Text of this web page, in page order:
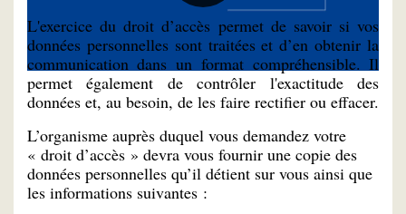
L'exercice du droit d’accès permet de savoir si vos
données personnelles sont traitées et d’en obtenir la
communication dans un format compréhensible. Il
permet également de contrôler l'exactitude des
données et, au besoin, de les faire rectifier ou effacer.
L’organisme auprès duquel vous demandez votre
« droit d’accès » devra vous fournir une copie des
données personnelles qu’il détient sur vous ainsi que
les informations suivantes :